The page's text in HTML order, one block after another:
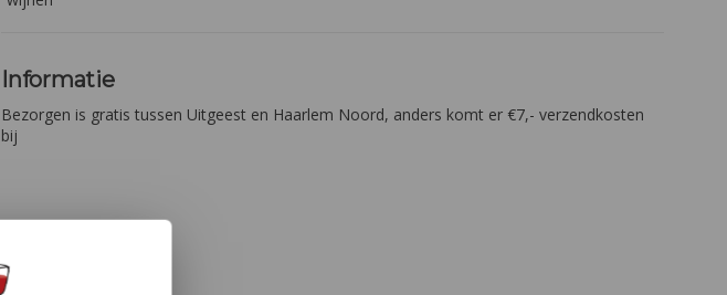
Informatie
Bezorgen is gratis tussen Uitgeest en Haarlem Noord, anders komt er €7,- verzendkosten
bij